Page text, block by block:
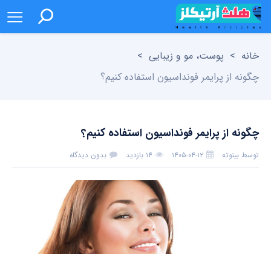
خانه > پوست، مو و زیبایی >
چگونه از پرایمر فونداسیون استفاده کنیم؟
چگونه از پرایمر فونداسیون استفاده کنیم؟
توسط بیتوته ۱۴۰۵-۰۴-۱۲ ۱۴ بازدید بدون دیدگاه